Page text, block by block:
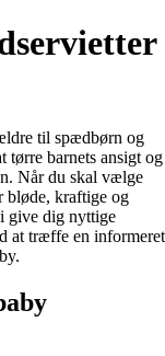
til spædbørn og
tørre barnets ansigt og
Når du skal vælge
bløde, kraftige og
give dig nyttige
at træffe en informeret